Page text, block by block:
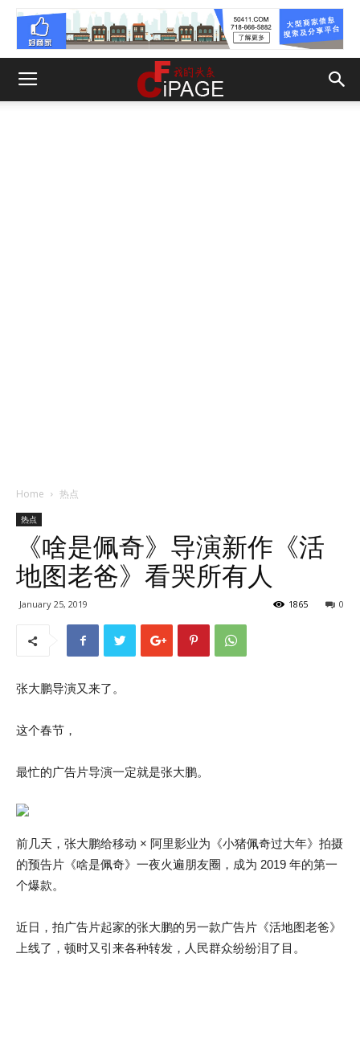
Home 热点
热点
《啥是佩奇》导演新作《活
地图老爸》看哭所有人
January 25, 2019 0
1865
张大鹏导演又来了。
这个春节，
最忙的广告片导演一定就是张大鹏。
前几天，张大鹏给移动 × 阿里影业为《小猪佩奇过大年》拍摄
的预告片《啥是佩奇》一夜火遍朋友圈，成为 2019 年的第一
个爆款。
近日，拍广告片起家的张大鹏的另一款广告片《活地图老爸》
上线了，顿时又引来各种转发，人民群众纷纷泪了目。